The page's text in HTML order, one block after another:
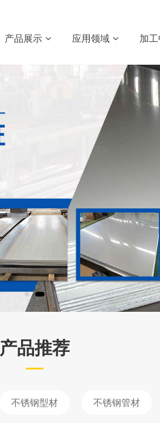
产品展示 应用领域 加
产品推荐
不锈钢型材 不锈钢管材